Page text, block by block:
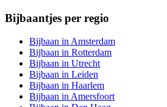
Bijbaantjes per regio
Bijbaan in Amsterdam
Bijbaan in Rotterdam
Bijbaan in Utrecht
Bijbaan in Leiden
Bijbaan in Haarlem
Bijbaan in Amersfoort